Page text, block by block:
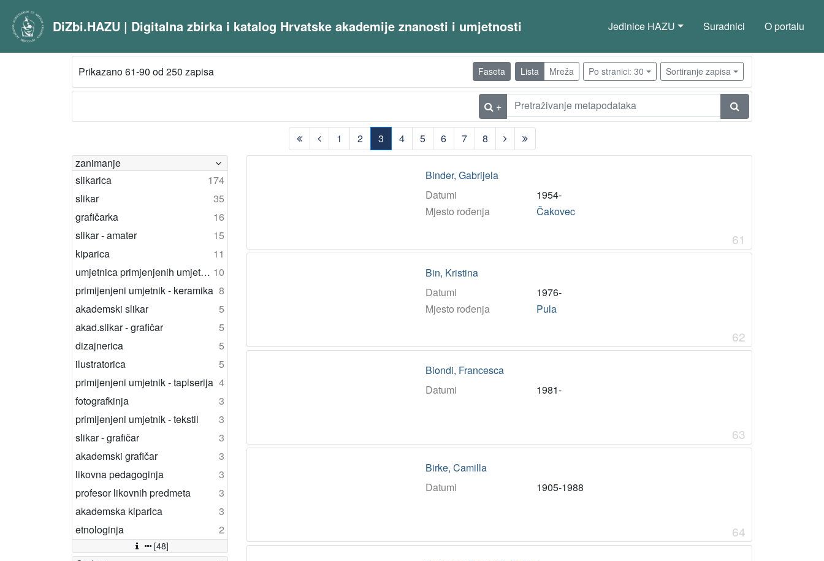
DiZbi.HAZU | Digitalna zbirka i katalog Hrvatske akademije znanosti i umjetnosti Jedinice HAZU Suradnici O portalu
Prikazano 61-90 od 250 zapisa Faseta Lista Mreža Po stranici: 30 Sortiranje zapisa
+
1 2
3
(current)
4 5 6 7
8
zanimanje
slikarica
174
slikar
35
grafičarka
16
slikar - amater
15
kiparica
11
umjetnica primjenjenih umjetnosti 10
primijenjeni umjetnik - keramika 8
akademski slikar
5
akad.slikar - grafičar
5
dizajnerica
5
ilustratorica
5
primijenjeni umjetnik - tapiserija 4
fotografkinja
3
primijenjeni umjetnik - tekstil
3
slikar - grafičar
3
akademski grafičar
3
likovna pedagoginja
3
profesor likovnih predmeta
3
akademska kiparica
3
etnologinja
2
[48]
Binder, Gabrijela
Datumi
1954-
Mjesto rođenja
Čakovec
61
Bin, Kristina
Datumi
1976-
Mjesto rođenja
Pula
62
Biondi, Francesca
Datumi
1981-
63
Birke, Camilla
Datumi
1905-1988
64